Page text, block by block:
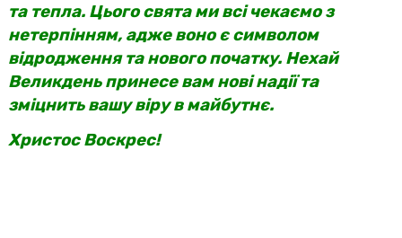
та тепла. Цього свята ми всі чекаємо з
нетерпінням, адже воно є символом
відродження та нового початку. Нехай
Великдень принесе вам нові надії та
зміцнить вашу віру в майбутнє.
Христос Воскрес!